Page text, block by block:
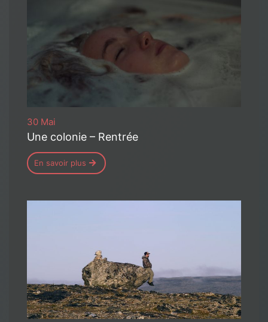
30 Mai
Une colonie – Rentrée
En savoir plus